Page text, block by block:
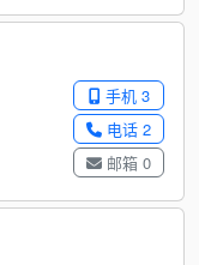
手机 3
电话 2
邮箱 0